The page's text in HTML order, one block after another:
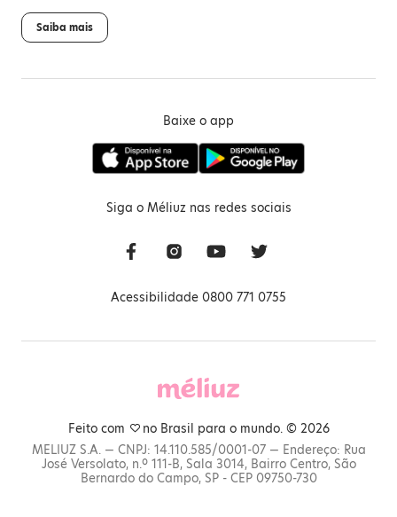
Saiba mais
Baixe o app
Siga o Méliuz nas redes sociais
Acessibilidade 0800 771 0755
Feito com
no Brasil para o mundo. © 2026
MELIUZ S.A. — CNPJ: 14.110.585/0001-07 — Endereço: Rua
José Versolato, n.º 111-B, Sala 3014, Bairro Centro, São
Bernardo do Campo, SP - CEP 09750-730